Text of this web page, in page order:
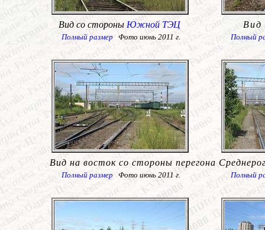
Вид со стороны Южной ТЭЦ Вид
Полный размер Фото июнь 2011 г. Полный
Вид на восток со стороны перегона
Полный размер Фото июнь 2011 г. Полный